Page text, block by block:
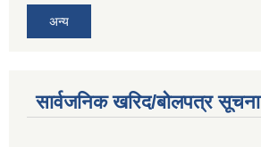
अन्य
सार्वजनिक खरिद/बोलपत्र सूचना